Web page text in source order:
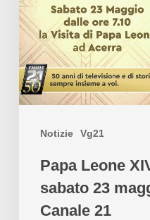
Notizie Vg21
Papa Leone
sabato 23
Canale 21